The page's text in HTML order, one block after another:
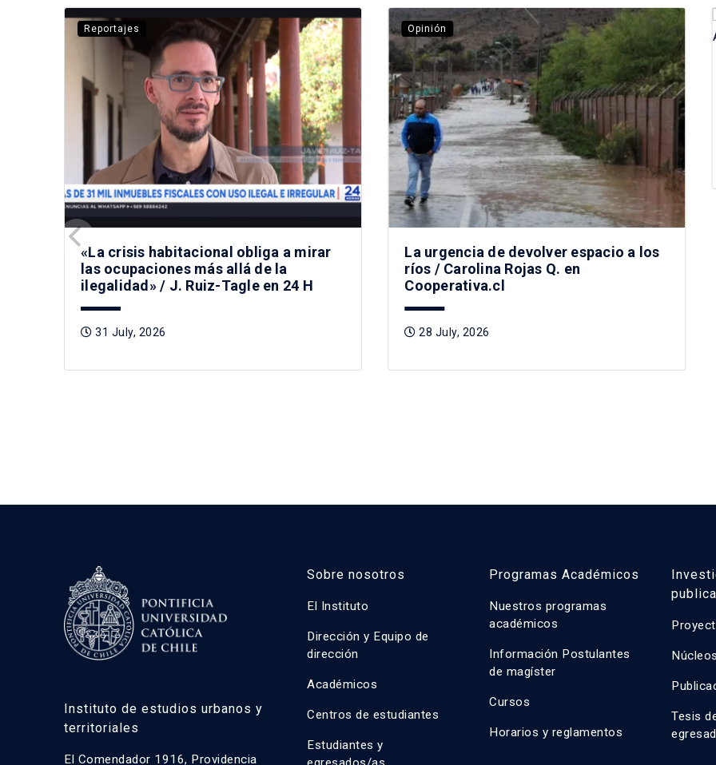
Reportajes
«La crisis habitacional obliga a mirar
las ocupaciones más allá de la
ilegalidad» / J. Ruiz-Tagle en 24 H
31 July, 2026
Opinión
La urgencia de devolver espacio a los
ríos / Carolina Rojas Q. en
Cooperativa.cl
28 July, 2026
Instituto de estudios urbanos y
territoriales
El Comendador 1916, Providencia
Sobre nosotros
El Instituto
Dirección y Equipo de
dirección
Académicos
Centros de estudiantes
Estudiantes y
Programas Académicos
Nuestros programas
académicos
Información Postulantes
de magíster
Cursos
Horarios y reglamentos
Tesis